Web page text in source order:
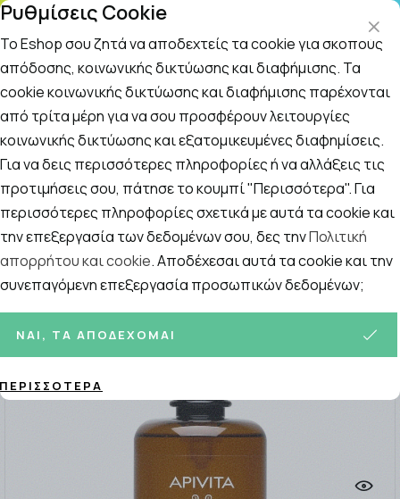
Αναζήτηση
Αρχική / Εταιρίες / Apivita /Apivita Propolis
Apivita Propolis
Ταξινόμηση Προβολή
6ΠΡΟΪΌΝΤΑ
Ρυθμίσεις Cookie
Το Eshop σου ζητά να αποδεχτείς τα cookie για σκοπούς
απόδοσης, κοινωνικής δικτύωσης και διαφήμισης. Τα
cookie κοινωνικής δικτύωσης και διαφήμισης παρέχονται
από τρίτα μέρη για να σου προσφέρουν λειτουργίες
κοινωνικής δικτύωσης και εξατομικευμένες διαφημίσεις.
Για να δεις περισσότερες πληροφορίες ή να αλλάξεις τις
προτιμήσεις σου, πάτησε το κουμπί "Περισσότερα". Για
περισσότερες πληροφορίες σχετικά με αυτά τα cookie και
την επεξεργασία των δεδομένων σου, δες τηνΠολιτική
απορρήτου και cookie. Αποδέχεσαι αυτά τα cookie και την
συνεπαγόμενη επεξεργασία προσωπικών δεδομένων;
ΝΑΙ, ΤΑ ΑΠΟΔΈΧΟΜΑΙ
ΠΕΡΙΣΣΌΤΕΡΑ